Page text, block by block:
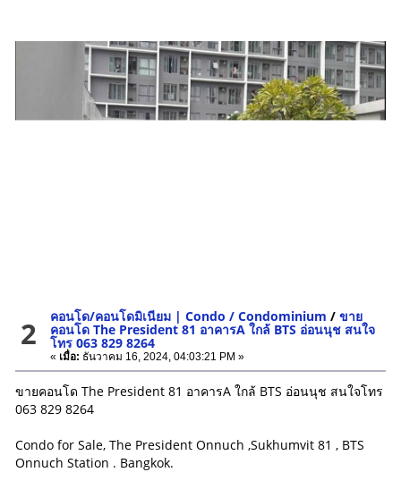
2 คอนโด/คอนโดมิเนียม | Condo / Condominium /ขาย
คอนโด The President 81 อาคารA ใกล้ BTS อ่อนนุช สนใจ
โทร 063 829 8264
« เมื่อ: ธันวาคม 16, 2024, 04:03:21 PM »
ขายคอนโด The President 81 อาคารA ใกล้ BTS อ่อนนุช สนใจโทร
063 829 8264
Condo for Sale, The President Onnuch ,Sukhumvit 81 , BTS
Onnuch Station . Bangkok.